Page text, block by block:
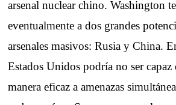
arsenal nuclear chino. Washington
eventualmente a dos grandes
arsenales masivos: Rusia y China.
Estados Unidos podría no ser capaz
manera eficaz a amenazas